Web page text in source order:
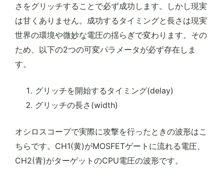
さをグリッチすることで必ず成功します。しかし現実
は甘くありません。成功するタイミングと長さは現実
世界の環境や微妙な電圧の揺らぎで変わります。その
ため、以下の2つの可変パラメータが必ず存在しま
す。
グリッチを開始するタイミング(delay)
グリッチの長さ(width)
オシロスコープで実際に攻撃を行ったときの波形はこ
ちらです。CH1(黄)がMOSFETゲートに流れる電圧、
CH2(青)がターゲットのCPU電圧の波形です。